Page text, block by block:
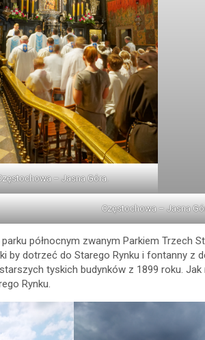
– Jasna Góra.
Częstochowa – Jasna
północnym zwanym Parkiem Trzech
dotrzeć do Starego Rynku i fontanny z
tyskich budynków z 1899 roku.
Rynku.